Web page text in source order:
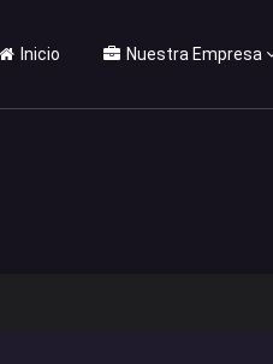
Inicio Nuestra Empresa